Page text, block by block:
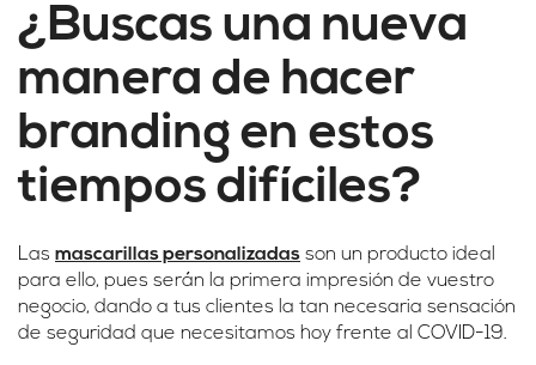
¿Buscas una nueva
manera de hacer
branding en estos
tiempos difíciles?
Las mascarillas personalizadas son un producto ideal
para ello, pues serán la primera impresión de vuestro
negocio, dando a tus clientes la tan necesaria sensación
de seguridad que necesitamos hoy frente al COVID-19.